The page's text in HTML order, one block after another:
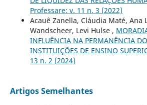
Professare: v. 11 n. 3 (2022)
Acauê Zanella, Cláudia Maté, Ana
Wandscheer, Levi Hulse ,
INFLUÊNCIA NA PERMANÊNCIA
INSTITUIÇÕES DE ENSINO
13 n. 2 (2024)
Artigos Semelhantes